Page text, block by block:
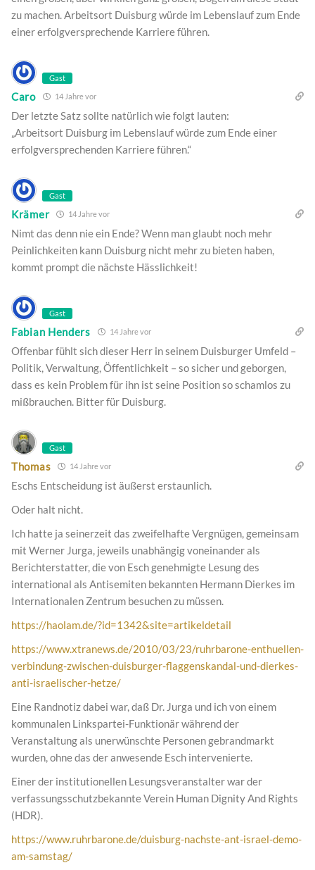
zu machen. Arbeitsort Duisburg würde im Lebenslauf zum Ende
einer erfolgversprechende Karriere führen.
Gast
Caro 14 Jahre vor
Der letzte Satz sollte natürlich wie folgt lauten:
„Arbeitsort Duisburg im Lebenslauf würde zum Ende einer
erfolgversprechenden Karriere führen.“
Gast
Krämer 14 Jahre vor
Nimt das denn nie ein Ende? Wenn man glaubt noch mehr
Peinlichkeiten kann Duisburg nicht mehr zu bieten haben,
kommt prompt die nächste Hässlichkeit!
Gast
Fabian Henders 14 Jahre vor
Offenbar fühlt sich dieser Herr in seinem Duisburger Umfeld –
Politik, Verwaltung, Öffentlichkeit – so sicher und geborgen,
dass es kein Problem für ihn ist seine Position so schamlos zu
mißbrauchen. Bitter für Duisburg.
Gast
Thomas 14 Jahre vor
Eschs Entscheidung ist äußerst erstaunlich.
Oder halt nicht.
Ich hatte ja seinerzeit das zweifelhafte Vergnügen, gemeinsam
mit Werner Jurga, jeweils unabhängig voneinander als
Berichterstatter, die von Esch genehmigte Lesung des
international als Antisemiten bekannten Hermann Dierkes im
Internationalen Zentrum besuchen zu müssen.
https://haolam.de/?id=1342&site=artikeldetail
https://www.xtranews.de/2010/03/23/ruhrbarone-enthuellen-
verbindung-zwischen-duisburger-flaggenskandal-und-dierkes-
anti-israelischer-hetze/
Eine Randnotiz dabei war, daß Dr. Jurga und ich von einem
kommunalen Linkspartei-Funktionär während der
Veranstaltung als unerwünschte Personen gebrandmarkt
wurden, ohne das der anwesende Esch intervenierte.
Einer der institutionellen Lesungsveranstalter war der
verfassungsschutzbekannte Verein Human Dignity And Rights
(HDR).
https://www.ruhrbarone.de/duisburg-nachste-ant-israel-demo-
am-samstag/